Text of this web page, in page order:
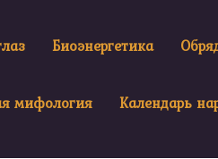
Биоэнергетика
мифология Календарь